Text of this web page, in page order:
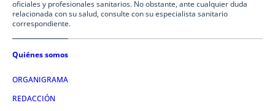
oficiales y profesionales sanitarios. No obstante, ante cualquier duda
relacionada con su salud, consulte con su especialista sanitario
correspondiente.
Quiénes somos
ORGANIGRAMA
REDACCIÓN